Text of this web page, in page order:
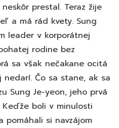
prestal. Teraz žije
a má rád kvety. Sung
leader v korporátnej
rodine bez
sa však nečakane ocitá
Čo sa stane, ak sa
Sung Je-yeon, jeho prvá
boli v minulosti
si navzájom